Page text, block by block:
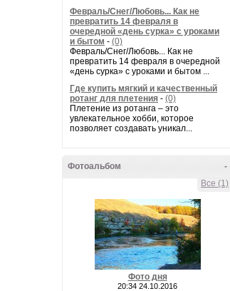
Февраль/Снег/Любовь... Как не
превратить 14 февраля в
очередной «день сурка» с уроками
и бытом - (0)
Февраль/Снег/Любовь... Как не
превратить 14 февраля в очередной
«день сурка» с уроками и бытом ...
Где купить мягкий и качественный
ротанг для плетения - (0)
Плетение из ротанга – это
увлекательное хобби, которое
позволяет создавать уникал...
-
Фотоальбом
Все (1)
Фото дня
20:34 24.10.2016